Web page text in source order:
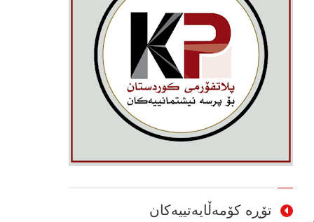
تۆڕە کۆمەڵایەتییەکان